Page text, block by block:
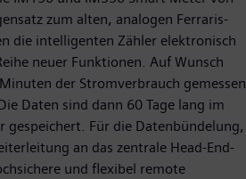
zum alten, analogen Ferraris-
die intelligenten Zähler elektronisch
neuer Funktionen. Auf Wunsch
der Stromverbrauch gemessen
Daten sind dann 60 Tage lang im
gespeichert. Für die Datenbündelung,
an das zentrale Head-End-
und flexibel remote